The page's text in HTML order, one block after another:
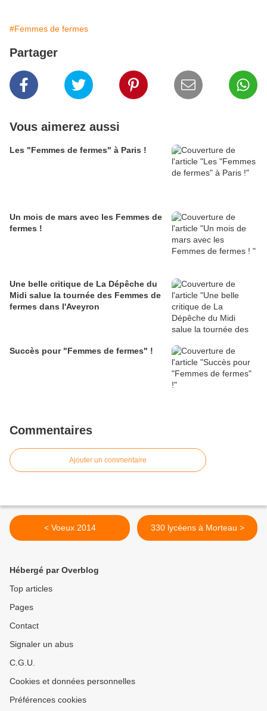
#Femmes de fermes
Partager
Vous aimerez aussi
Les "Femmes de fermes" à Paris !
Un mois de mars avec les Femmes de
fermes !
Une belle critique de La Dépêche du
Midi salue la tournée des Femmes de
fermes dans l'Aveyron
Succès pour "Femmes de fermes" !
Commentaires
Ajouter un commentaire
< Voeux 2014 330 lycéens à Morteau >
Hébergé par Overblog
Top articles
Pages
Contact
Signaler un abus
C.G.U.
Cookies et données personnelles
Préférences cookies